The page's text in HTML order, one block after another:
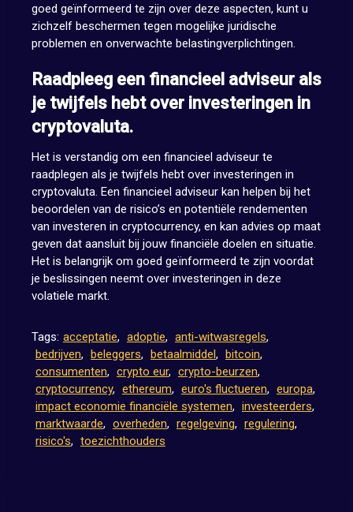
goed geïnformeerd te zijn over deze aspecten, kunt u
zichzelf beschermen tegen mogelijke juridische
problemen en onverwachte belastingverplichtingen.
Raadpleeg een financieel adviseur als
je twijfels hebt over investeringen in
cryptovaluta.
Het is verstandig om een financieel adviseur te
raadplegen als je twijfels hebt over investeringen in
cryptovaluta. Een financieel adviseur kan helpen bij het
beoordelen van de risico’s en potentiële rendementen
van investeren in cryptocurrency, en kan advies op maat
geven dat aansluit bij jouw financiële doelen en situatie.
Het is belangrijk om goed geïnformeerd te zijn voordat
je beslissingen neemt over investeringen in deze
volatiele markt.
Tags: acceptatie, adoptie, anti-witwasregels,
bedrijven, beleggers, betaalmiddel, bitcoin,
consumenten, crypto eur, crypto-beurzen,
cryptocurrency, ethereum, euro's fluctueren, europa,
impact economie financiële systemen, investeerders,
marktwaarde, overheden, regelgeving, regulering,
risico's, toezichthouders